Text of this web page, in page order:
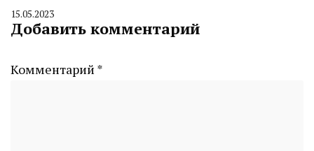
By
CHELINDUSTRY
15.05.2023
Добавить комментарий
Комментарий *